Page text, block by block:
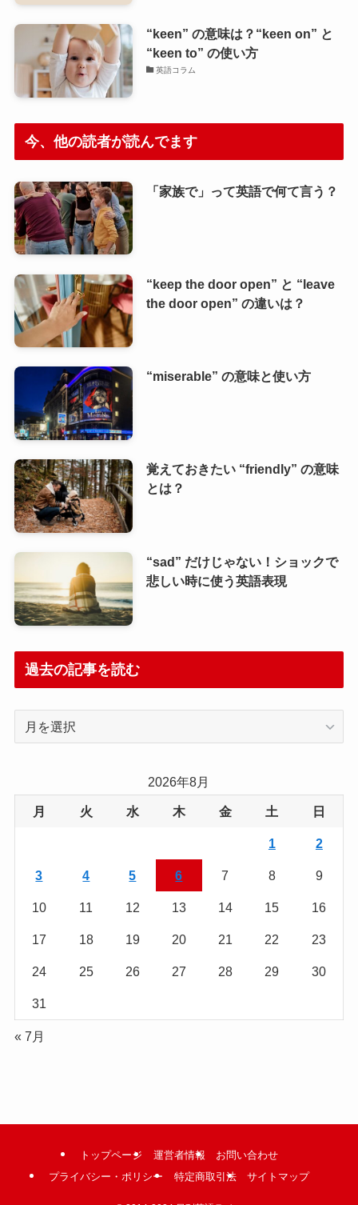
“keen” の意味は？“keen on” と
“keen to” の使い方
英語コラム
今、他の読者が読んでます
「家族で」って英語で何て言う？
“keep the door open” と “leave
the door open” の違いは？
“miserable” の意味と使い方
覚えておきたい “friendly” の意味
とは？
“sad” だけじゃない！ショックで
悲しい時に使う英語表現
過去の記事を読む
事
2026年8月
月 火 水 木 金 土 日
1 2
3 4 5 6 7 8 9
10 11 12 13 14 15 16
17 18 19 20 21 22 23
24 25 26 27 28 29 30
31
« 7月
トップページ 運営者情報
お問い合わせ
プライバシー・ポリシー
特定商取引法 サイトマップ